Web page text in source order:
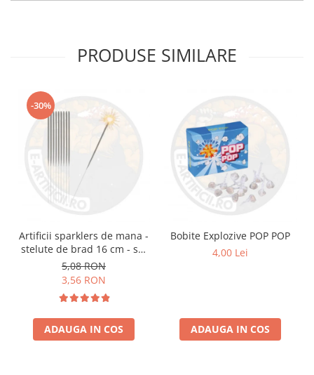
PRODUSE SIMILARE
-30%
Artificii sparklers de mana -
stelute de brad 16 cm - set
10 buc
5,08 RON
3,56 RON
ADAUGA IN COS
Bobite Explozive POP POP
4,00 Lei
ADAUGA IN COS